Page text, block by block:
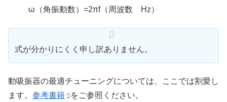
ω（角振動数）=2πf（周波数 Hz）
式が分かりにくく申し訳ありません。
動吸振器の最適チューニングについては、ここでは割愛し
ます。 参考書籍 をご参照ください。